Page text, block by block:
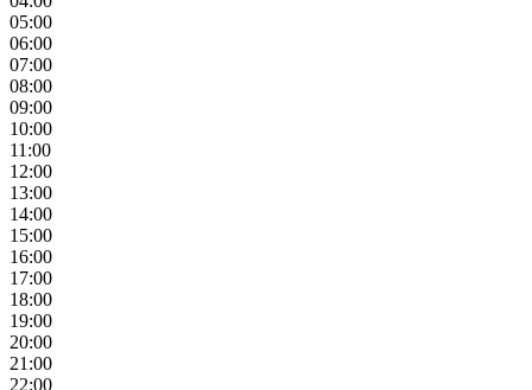
05:00
06:00
07:00
08:00
09:00
10:00
11:00
12:00
13:00
14:00
15:00
16:00
17:00
18:00
19:00
20:00
21:00
22:00